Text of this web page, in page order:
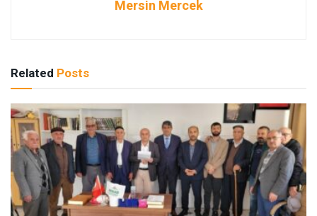
Mersin Mercek
Related Posts